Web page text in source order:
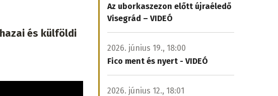
és külföldi
Az uborkaszezon előtt újraéledő
Visegrád – VIDEÓ
2026. június 19., 18:00
Fico ment és nyert - VIDEÓ
2026. június 12., 18:01